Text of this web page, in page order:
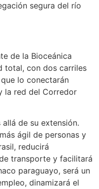
segura del río
de la Bioceánica
total, con dos carriles
lo conectarán
la red del Corredor
de su extensión.
ágil de personas y
reducirá
transporte y facilitará
paraguayo, será un
dinamizará el